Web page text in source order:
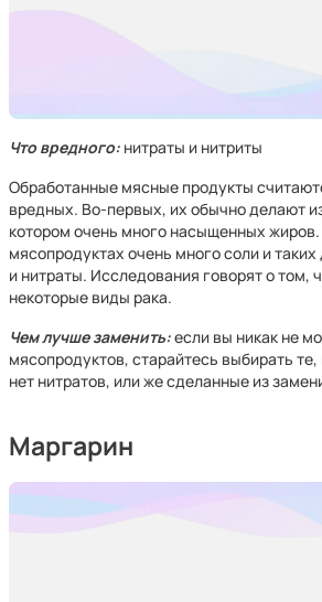
Что вредного: нитраты и нитриты
Обработанные мясные продукты
вредных. Во-первых, их обычно делают
котором очень много насыщенных
мясопродуктах очень много соли и таких
и нитраты. Исследования говорят о том,
некоторые виды рака.
Чем лучше заменить:если вы никак не
мясопродуктов, старайтесь выбирать
нет нитратов, или же сделанные из
Маргарин